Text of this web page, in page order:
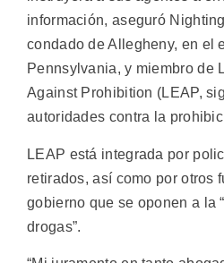
información, aseguró
condado de Allegheny, en el
Pennsylvania, y miembro de
Against Prohibition (LEAP,
autoridades contra la
LEAP está integrada por
retirados, así como por otros
gobierno que se oponen a la
drogas”.